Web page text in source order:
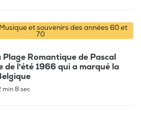
et souvenirs des années 60 et
70
Plage Romantique de Pascal
de l'été 1966 qui a marqué la
min 8 sec